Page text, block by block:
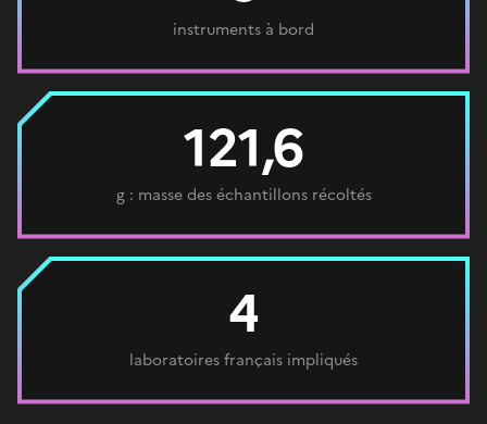
instruments à bord
121,6
g : masse des échantillons récoltés
4
laboratoires français impliqués